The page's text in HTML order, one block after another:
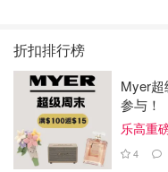
南方：南方人几乎天天
他们来说洗澡算是一件
方人真的很难“坦诚相见”
关于饮食
折扣排行榜
Myer超
参与！
乐高重
4